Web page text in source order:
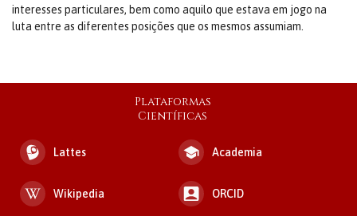
interesses particulares, bem como aquilo que estava em jogo na
luta entre as diferentes posições que os mesmos assumiam.
Plataformas
Científicas
Lattes Academia
Wikipedia ORCID